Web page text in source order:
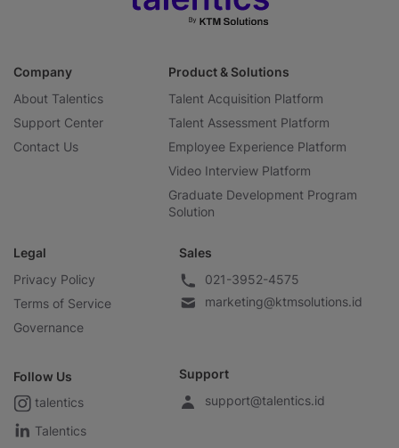
Company
About Talentics
Support Center
Contact Us
Product & Solutions
Talent Acquisition Platform
Talent Assessment Platform
Employee Experience Platform
Video Interview Platform
Graduate Development Program
Solution
Legal
Privacy Policy
Terms of Service
Governance
Follow Us
talentics
Talentics
Sales
021-3952-4575
marketing@ktmsolutions.id
Support
support@talentics.id